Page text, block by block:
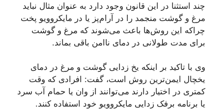
چند استثنا در این قانون وجود دارد به عنوان مثال نباید
مرغ و گوشت منجمد را در آرام‌پز یا در مایکروویو پخت
چراکه این روش‌ها باعث می‌شوند که مرغ و گوشت
برای مدت طولانی در دمای ناامن باقی بماند.
وی با تاکید بر اینکه یخ زدایی گوشت و مرغ در دمای
یخچال ایمن‌ترین روش است، گفت: افرادی که وقت
کمتری در اختیار دارند می‌توانند از وان یا حمام آب سرد
یا برنامه برفک زدایی مایکروویو خود استفاده کنند.